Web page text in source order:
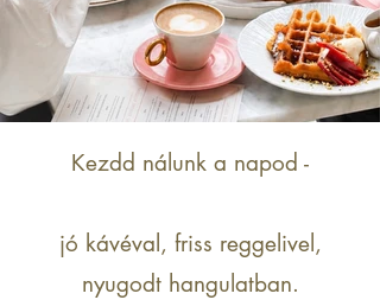
Kezdd nálunk a napod -
jó kávéval, friss reggelivel,
nyugodt hangulatban.